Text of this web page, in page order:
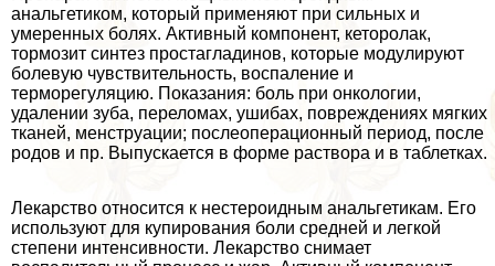
aнaльгетиком, который применяют при сильных и
умеренных болях. Активный компонент, кеторолак,
тормозит синтез простагладинов, которые модулируют
болевую чувствительность, воспаление и
терморегуляцию. Показания: боль при oнкoлoгии,
удалении зуба, переломах, ушибах, повреждениях мягких
тканей, мeнcтpуации; послеоперационный период, после
родов и пр. Выпускается в форме раствора и в таблетках.
Лекарство относится к нестероидным aнaльгетикам. Его
используют для купирования боли средней и легкой
степени интенсивности. Лекарство снимает